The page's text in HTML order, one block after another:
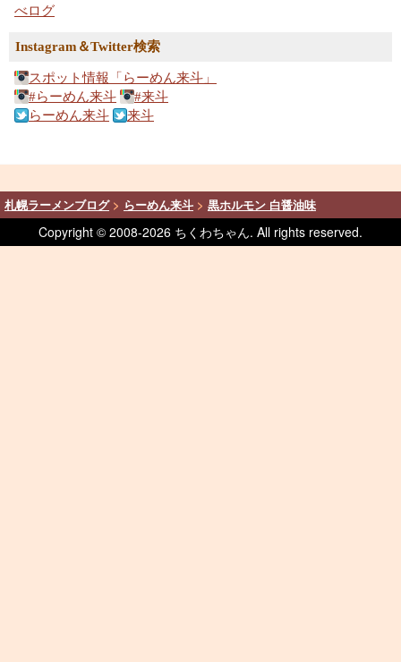
べログ
Instagram＆Twitter検索
スポット情報「らーめん来斗」
#らーめん来斗
#来斗
らーめん来斗
来斗
札幌ラーメンブログ> らーめん来斗 > 黒ホルモン 白醤油味
Copyright © 2008-2026 ちくわちゃん. All rights reserved.